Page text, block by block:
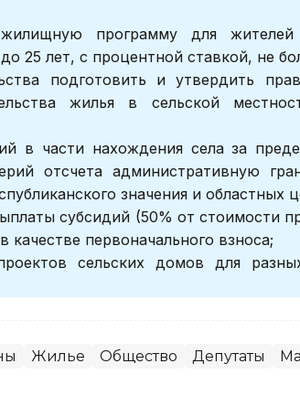
программу для жителей
25 лет, с процентной ставкой, не
подготовить и утвердить
жилья в сельской
в части нахождения села за
отсчета административную
значения и областных
субсидий (50% от стоимости
качестве первоначального взноса;
сельских домов для
Жилье Общество Депутаты